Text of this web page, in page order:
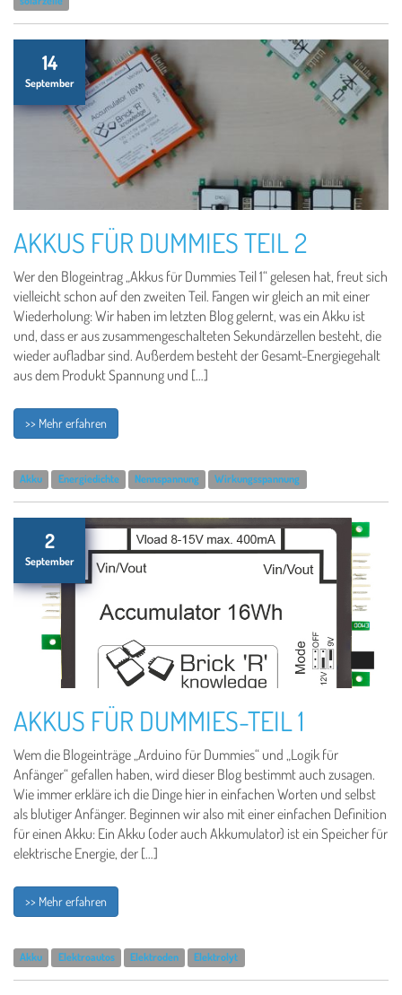
14
September
AKKUS FÜR DUMMIES TEIL 2
Wer den Blogeintrag „Akkus für Dummies Teil 1“ gelesen hat, freut sich
vielleicht schon auf den zweiten Teil. Fangen wir gleich an mit einer
Wiederholung: Wir haben im letzten Blog gelernt, was ein Akku ist
und, dass er aus zusammengeschalteten Sekundärzellen besteht, die
wieder aufladbar sind. Außerdem besteht der Gesamt-Energiegehalt
aus dem Produkt Spannung und […]
>> Mehr erfahren
Akku Energiedichte Nennspannung Wirkungsspannung
2
September
AKKUS FÜR DUMMIES-TEIL 1
Wem die Blogeinträge „Arduino für Dummies“ und „Logik für
Anfänger“ gefallen haben, wird dieser Blog bestimmt auch zusagen.
Wie immer erkläre ich die Dinge hier in einfachen Worten und selbst
als blutiger Anfänger. Beginnen wir also mit einer einfachen Definition
für einen Akku: Ein Akku (oder auch Akkumulator) ist ein Speicher für
elektrische Energie, der […]
>> Mehr erfahren
Akku Elektroautos Elektroden Elektrolyt